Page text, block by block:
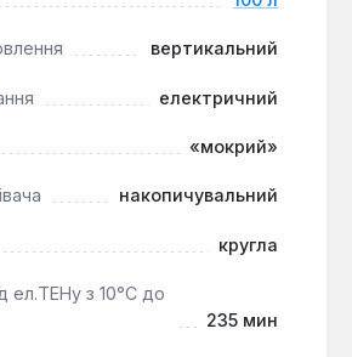
де потрібен
до гарячої води, особливо в
перебоїв у водопостачанні.
монтаж та продумані функції
будинках.
вертикальний
електричний
«мокрий»
накопичувальний
кругла
ел.ТЕНу з 10°С до
235 мин